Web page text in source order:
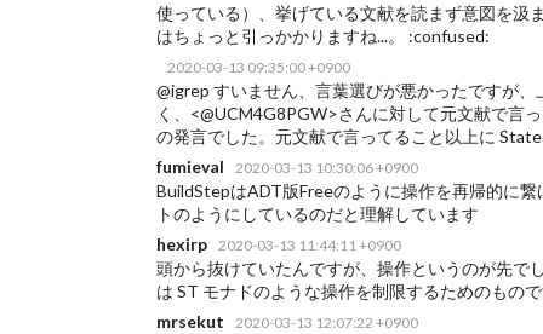
使っている）、挙げている文献を読まず意図を汲
はちょっと引っかかりますね...。 :confused:
2020-03-13 09:35:00 +0900
@igrep すいません、言葉選びが悪かったですが
く、<@UCM4G8PGW>さんに対して元文献で言
の発言でした。元文献で言ってること以上に
fumieval
2020-03-13 10:30:06 +0900
BuildStepはADT版Freeのように操作を再帰的に
トのようにしているのだと理解しています
hexirp
2020-03-13 11:44:11 +0900
頭から抜けていたんですが、操作というのが先で
は ST モナドのような操作を制限するためのもの
mrsekut
2020-03-13 12:07:22 +0900